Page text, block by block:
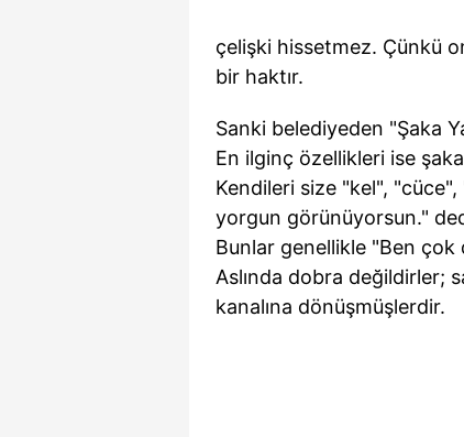
çelişki hissetmez. Çünkü
bir haktır.
Sanki belediyeden "Şaka
En ilginç özellikleri ise
Kendileri size "kel",
yorgun görünüyorsun."
Bunlar genellikle "Ben çok
Aslında dobra değildirler;
kanalına dönüşmüşlerdir.